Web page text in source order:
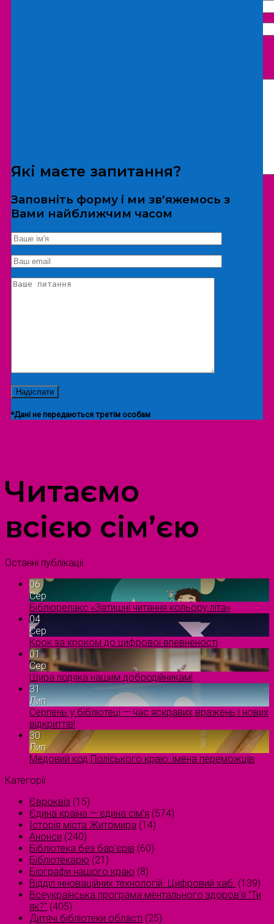
*Дані не передаються третім особам
Екскурсія/локація
Які маєте запитання?
Заповніть форму і ми зв'яжемось з
Вами найближчим часом
*Дані не передаються третім особам
Читаємо
всією сім’єю
Останні публікації
06
Сер
Бібліорелакс «Затишні читання кольору літа»
04
Сер
Крок за кроком до цифрової впевненості
01
Сер
Щира подяка нашим добродійникам!
31
Лип
Серпень у бібліотеці — час яскравих вражень і нових
відкриттів!
30
Лип
Медовий код Поліського краю: імена переможців
Категорії
Євроквіз (15)
Єдина країна — єдина сім’я (574)
Історія міста Житомира (14)
Анонси (240)
Бібліотека без бар'єрів (60)
Бібліотекарю (21)
Біографи нашого краю (8)
Відділ інноваційних технологій. Цифровий хаб. (139)
Всеукраїнська програма ментального здоров'я "Ти
як?" (405)
Дитячі бібліотеки області (25)